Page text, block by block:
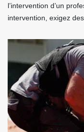
l’intervention d’un
intervention, exigez